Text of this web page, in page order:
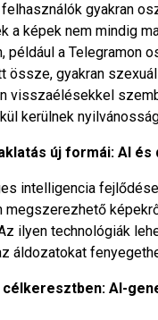
gyakran
a képek nem mindig
például a Telegramon
össze, gyakran
visszaélésekkel
kerülnek
új formái: AI
intelligencia
megszerezhető
ilyen technológiák
áldozatokat
célkeresztben: AI-